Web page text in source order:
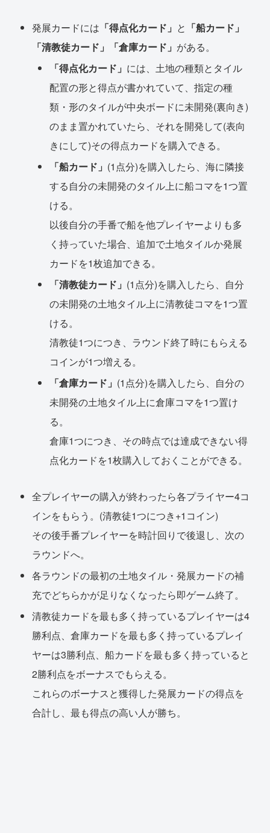
発展カードには 「得点化カード」 と 「船カード」
「清教徒カード」「倉庫カード」 がある。
「得点化カード」 には、土地の種類とタイル
配置の形と得点が書かれていて、指定の種
類・形のタイルが中央ボードに未開発(裏向き)
のまま置かれていたら、それを開発して(表向
きにして)その得点カードを購入できる。
「船カード」 (1点分)を購入したら、海に隣接
する自分の未開発のタイル上に船コマを1つ置
ける。
以後自分の手番で船を他プレイヤーよりも多
く持っていた場合、追加で土地タイルか発展
カードを1枚追加できる。
「清教徒カード」 (1点分)を購入したら、自分
の未開発の土地タイル上に清教徒コマを1つ置
ける。
清教徒1つにつき、ラウンド終了時にもらえる
コインが1つ増える。
「倉庫カード」 (1点分)を購入したら、自分の
未開発の土地タイル上に倉庫コマを1つ置け
る。
倉庫1つにつき、その時点では達成できない得
点化カードを1枚購入しておくことができる。
全プレイヤーの購入が終わったら各プライヤー4コ
インをもらう。(清教徒1つにつき+1コイン)
その後手番プレイヤーを時計回りで後退し、次の
ラウンドへ。
各ラウンドの最初の土地タイル・発展カードの補
充でどちらかが足りなくなったら即ゲーム終了。
清教徒カードを最も多く持っているプレイヤーは4
勝利点、倉庫カードを最も多く持っているプレイ
ヤーは3勝利点、船カードを最も多く持っていると
2勝利点をボーナスでもらえる。
これらのボーナスと獲得した発展カードの得点を
合計し、最も得点の高い人が勝ち。